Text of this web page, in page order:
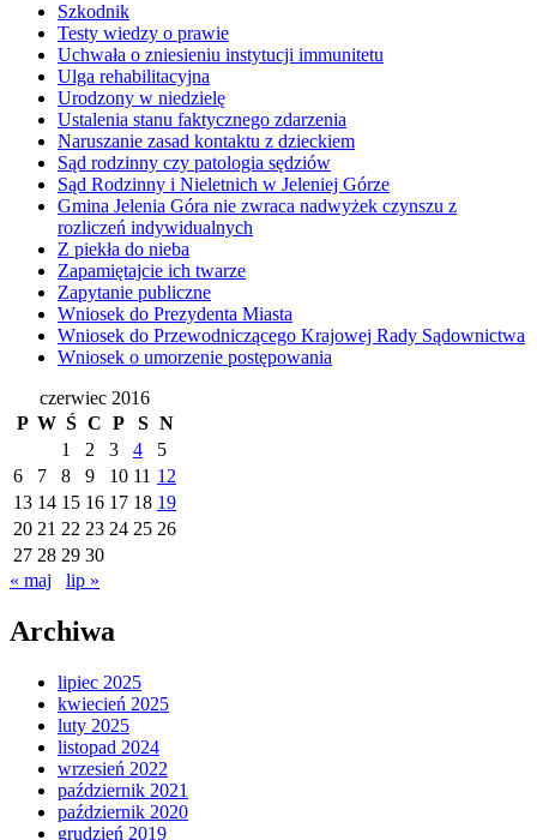
Szkodnik
Testy wiedzy o prawie
Uchwała o zniesieniu instytucji immunitetu
Ulga rehabilitacyjna
Urodzony w niedzielę
Ustalenia stanu faktycznego zdarzenia
Naruszanie zasad kontaktu z dzieckiem
Sąd rodzinny czy patologia sędziów
Sąd Rodzinny i Nieletnich w Jeleniej Górze
Gmina Jelenia Góra nie zwraca nadwyżek czynszu z
rozliczeń indywidualnych
Z piekła do nieba
Zapamiętajcie ich twarze
Zapytanie publiczne
Wniosek do Prezydenta Miasta
Wniosek do Przewodniczącego Krajowej Rady Sądownictwa
Wniosek o umorzenie postępowania
czerwiec 2016
P W Ś C P S N
1
2 3 4
5
6
7 8 9 10 11 12
13 14 15 16 17 18 19
20 21 22 23 24 25 26
27 28 29 30
« maj
lip »
Archiwa
lipiec 2025
kwiecień 2025
luty 2025
listopad 2024
wrzesień 2022
październik 2021
październik 2020
grudzień 2019